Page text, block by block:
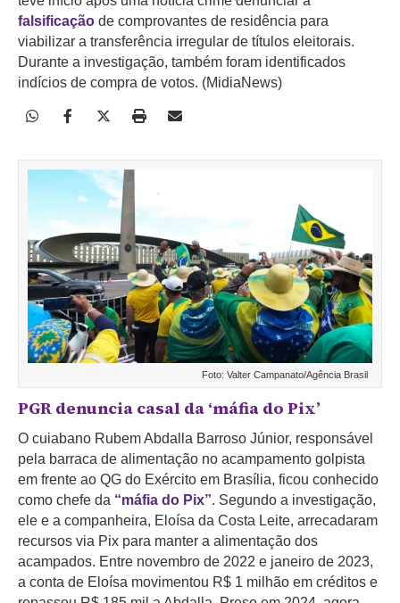
falsificação de comprovantes de residência para
viabilizar a transferência irregular de títulos eleitorais.
Durante a investigação, também foram identificados
indícios de compra de votos. (MidiaNews)
Foto: Valter Campanato/Agência Brasil
PGR denuncia casal da ‘máfia do Pix’
O cuiabano Rubem Abdalla Barroso Júnior, responsável
pela barraca de alimentação no acampamento golpista
em frente ao QG do Exército em Brasília, ficou conhecido
como chefe da “máfia do Pix”. Segundo a investigação,
ele e a companheira, Eloísa da Costa Leite, arrecadaram
recursos via Pix para manter a alimentação dos
acampados. Entre novembro de 2022 e janeiro de 2023,
a conta de Eloísa movimentou R$ 1 milhão em créditos e